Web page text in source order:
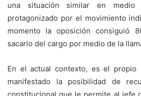
una situación similar en medio
protagonizado por el movimiento
momento la oposición consiguió
sacarlo del cargo por medio de la
En el actual contexto, es el propio
manifestado la posibilidad de